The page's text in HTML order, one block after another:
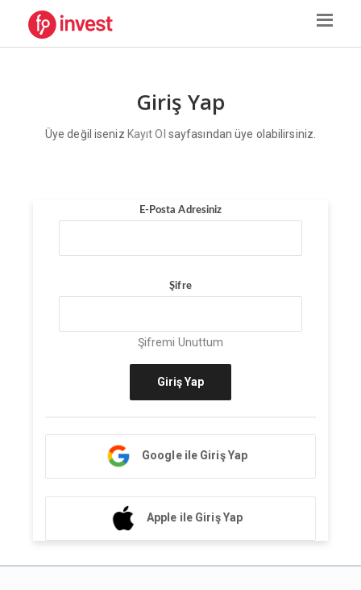
Giriş Yap
Üye değil iseniz Kayıt Ol sayfasından üye olabilirsiniz.
E-Posta Adresiniz
Şifre
Şifremi Unuttum
Giriş Yap
Google ile Giriş Yap
Apple ile Giriş Yap